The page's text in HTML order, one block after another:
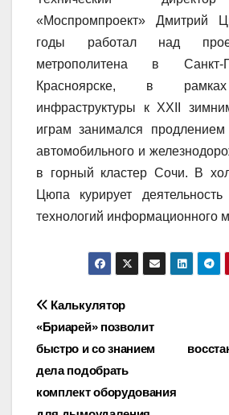
«Моспромпроект» Дмитрий
годы работал над
метрополитена в Санкт-
Красноярске, в рамках
инфраструктуры к XXII
играм занимался продлением
автомобильного и
в горный кластер Сочи. В
Цюпа курирует
технологий информационного
Навигация
по
записям
Калькулятор
«Бриарей» позволит
быстро и со знанием
дела подобрать
комплект оборудования